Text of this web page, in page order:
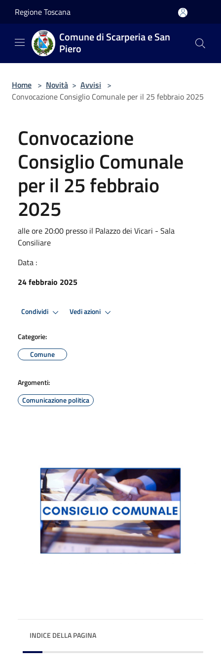
Regione Toscana
Comune di Scarperia e San
Piero
Home > Novità > Avvisi >
Convocazione Consiglio Comunale per il 25 febbraio 2025
Convocazione
Consiglio Comunale
per il 25 febbraio
2025
alle ore 20:00 presso il Palazzo dei Vicari - Sala
Consiliare
Data :
24 febbraio 2025
Condividi Vedi azioni
Categorie:
Comune
Argomenti:
Comunicazione politica
INDICE DELLA PAGINA